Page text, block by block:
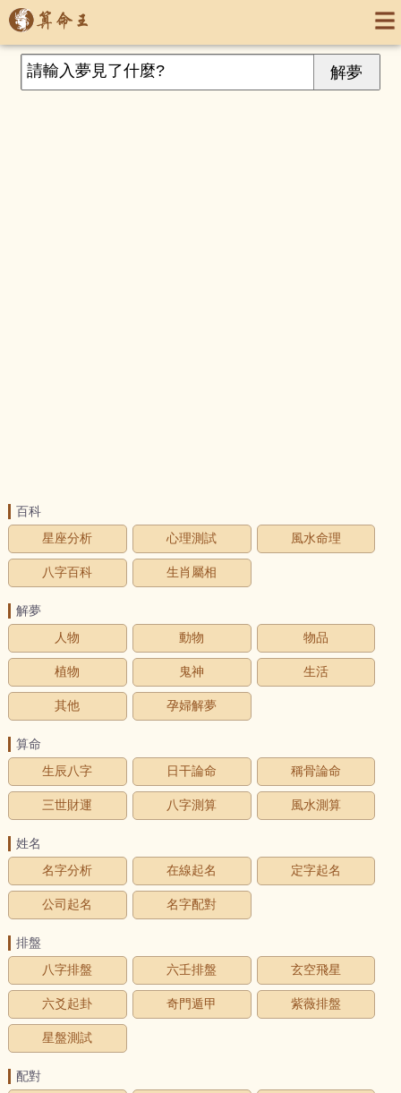
百科
星座分析
心理測試 風水命理
八字百科 生肖屬相
解夢
人物
動物 物品
植物 鬼神 生活
其他 孕婦解夢
算命
生辰八字
日干論命 稱骨論命
三世財運 八字測算 風水測算
姓名
名字分析
在線起名 定字起名
公司起名 名字配對
排盤
八字排盤
六壬排盤 玄空飛星
六爻起卦 奇門遁甲 紫薇排盤
星盤測試
配對